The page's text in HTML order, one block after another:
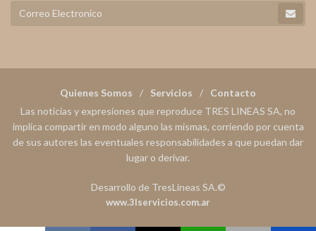
Quienes Somos Servicios
Contacto
Las noticias y expresiones que reproduce TRES LINEAS SA, no
implica compartir en modo alguno las mismas, corriendo por cuenta
de sus autores las eventuales responsabilidades a que puedan dar
lugar o derivar.
Desarrollo de TresLineas SA.©
www.3lservicios.com.ar